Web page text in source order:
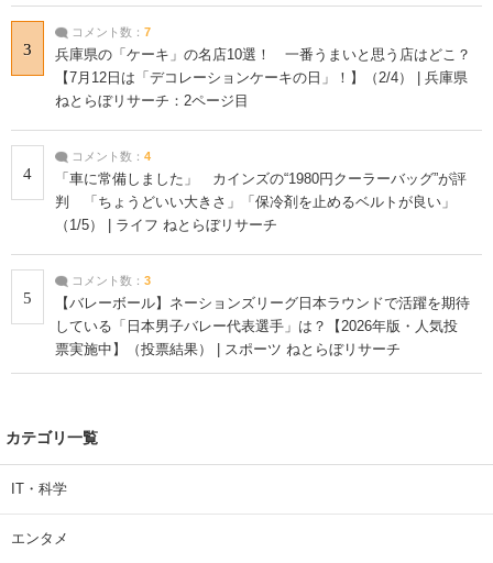
3
コメント数： 7
兵庫県の「ケーキ」の名店10選！ 一番うまいと思う店はどこ？
【7月12日は「デコレーションケーキの日」！】（2/4） | 兵庫県
ねとらぼリサーチ：2ページ目
4
コメント数： 4
「車に常備しました」 カインズの“1980円クーラーバッグ”が評
判 「ちょうどいい大きさ」「保冷剤を止めるベルトが良い」
（1/5） | ライフ ねとらぼリサーチ
5
コメント数： 3
【バレーボール】ネーションズリーグ日本ラウンドで活躍を期待
している「日本男子バレー代表選手」は？【2026年版・人気投
票実施中】（投票結果） | スポーツ ねとらぼリサーチ
カテゴリ一覧
IT・科学
エンタメ